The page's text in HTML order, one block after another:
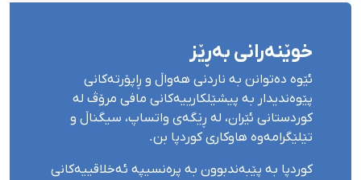
خوێنەرانی بەڕێز
ئێوە دەتوانن بە ناردنی هەواڵ و ڕاپۆرتەکانی
پێوەندیدار بە پیشێلکارییەکانی مافی مرۆڤ لە
کوردستانی ئێران، لە ڕێگەی واتساپ، سیگناڵ و
تێلێگرامەوە هاوکاری کوردپا بن.
کوردپا بە پێبەندبوون بە پرەنسیپە ئەخلاقییەکانی